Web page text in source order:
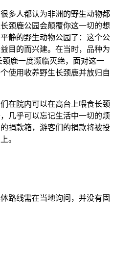
多人都认为非洲的野生动物都
颈鹿公园会颠覆你这一切的想
静的野生动物公园了：这个公
目的而兴建。在当时，品种为
颈鹿一度濒临灭绝，面对这一
使用收养野生长颈鹿并放归自
在院内可以在高台上喂食长颈
几乎可以忘记生活中一切的烦
捐款箱，游客们的捐款将被投
。
路线需在当地询问，并没有固